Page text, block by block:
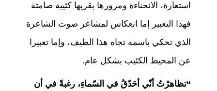
استعارة، الانحناءة ومرورها بقربها كئيبة صامتة
فهذا التعبير إما انعكاس لمشاعر صوت الشاعرة
الذي تحكي باسمه تجاه هذا الطيف، وإما تعبيرا
عن المحيط الكئيب بشكل عام.
“تظاهرْتُ أنّي أحَدّقُ في السّماءِ، رغبةً في أن